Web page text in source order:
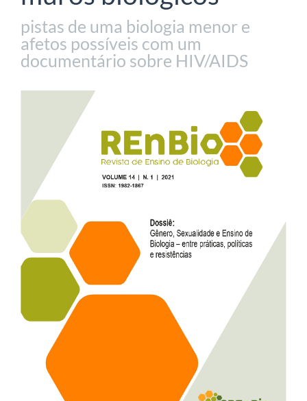
pistas de uma biologia menor e
afetos possíveis com um
documentário sobre HIV/AIDS
lateral
artigos